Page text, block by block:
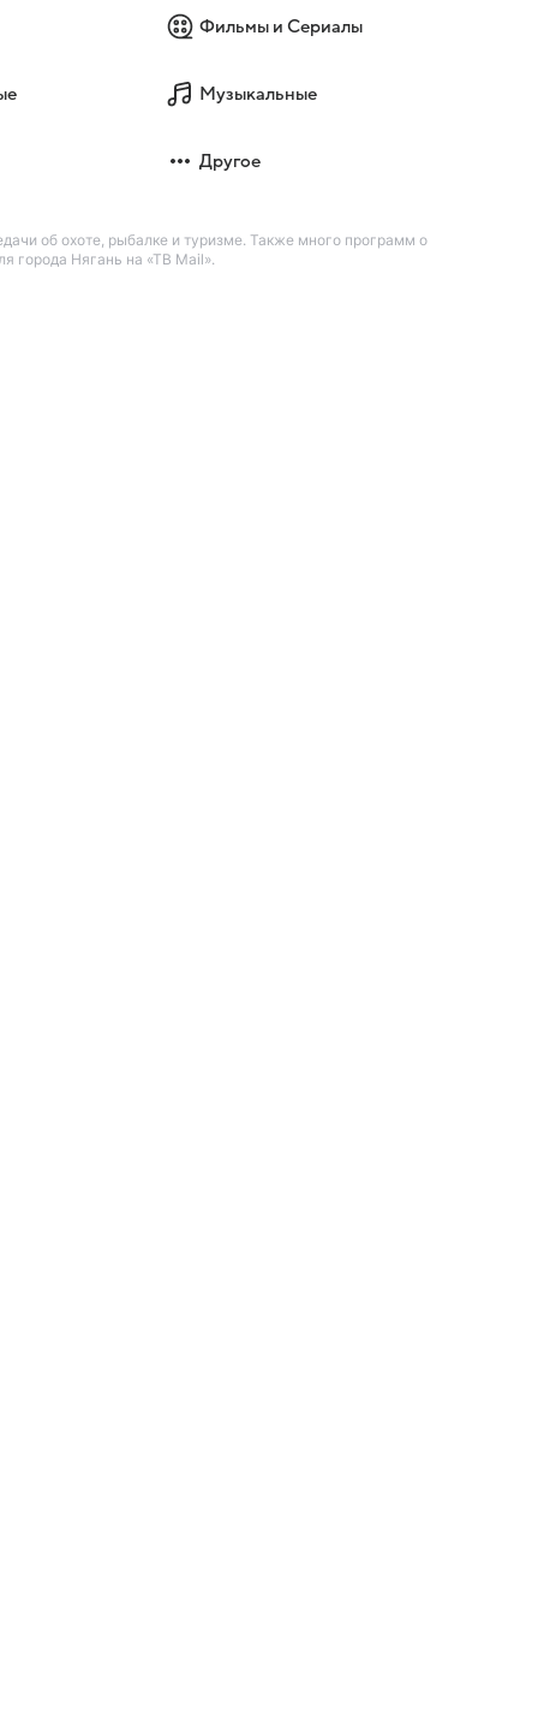
Фильмы и Сериалы
Музыкальные
Другое
об охоте, рыбалке и туризме. Также много программ о
города Нягань на «ТВ Mail».